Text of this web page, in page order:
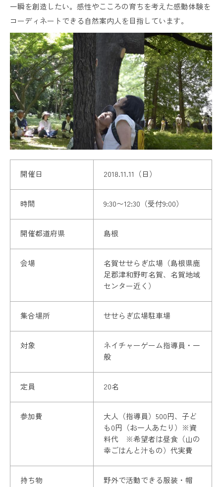
一瞬を創造したい。感性やこころの育ちを考えた感動体験を
コーディネートできる自然案内人を目指しています。
開催日 2018.11.11（日）
時間 9:30〜12:30（受付9:00）
開催都道府県 島根
会場
名賀せせらぎ広場（島根県鹿
足郡津和野町名賀、名賀地域
センター近く）
集合場所 せせらぎ広場駐車場
対象
ネイチャーゲーム指導員・一
般
定員 20名
参加費
大人（指導員）500円、子ど
も0円（お一人あたり）※資
料代 ※希望者は昼食（山の
幸ごはんと汁もの）代実費
持ち物
野外で活動できる服装・帽